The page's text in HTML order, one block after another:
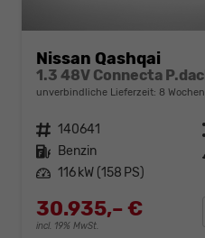
Nissan Qashqai
unverbindliche Lieferzeit: 8 Wochen
Fahrzeugnr. 140641
Kraftstoff Benzin
Leistung 116 kW (158 PS)
30.935,– €
incl. 19% MwSt.